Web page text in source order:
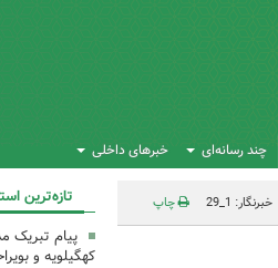
چند رسانه‌ای خبرهای داخلی
خبرنگار: 1_29 چاپ تازه‌ترین
پیام تبریک
کهگیلویه و